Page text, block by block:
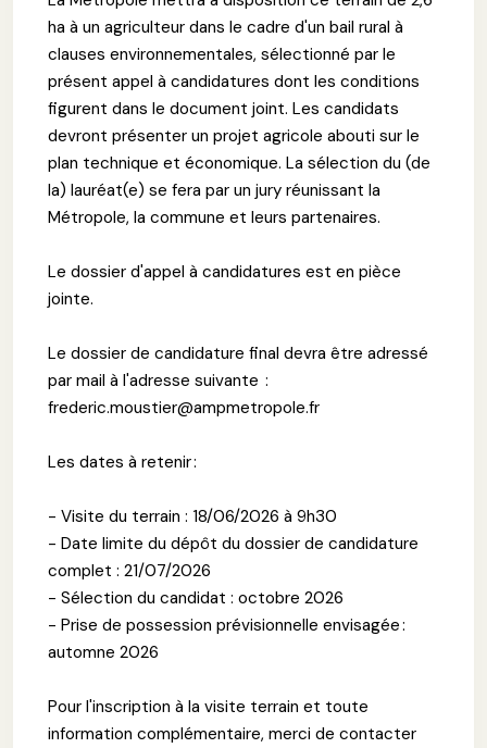
ha à un agriculteur dans le cadre d'un bail rural à
clauses environnementales, sélectionné par le
présent appel à candidatures dont les conditions
figurent dans le document joint. Les candidats
devront présenter un projet agricole abouti sur le
plan technique et économique. La sélection du (de
la) lauréat(e) se fera par un jury réunissant la
Métropole, la commune et leurs partenaires.
Le dossier d'appel à candidatures est en pièce
jointe.
Le dossier de candidature final devra être adressé
par mail à l'adresse suivante :
frederic.moustier@ampmetropole.fr
Les dates à retenir :
- Visite du terrain : 18/06/2026 à 9h30
- Date limite du dépôt du dossier de candidature
complet : 21/07/2026
- Sélection du candidat : octobre 2026
- Prise de possession prévisionnelle envisagée :
automne 2026
Pour l'inscription à la visite terrain et toute
information complémentaire, merci de contacter